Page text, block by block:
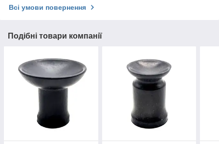
Всі умови повернення
Подібні товари компанії